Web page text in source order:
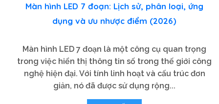
Màn hình LED 7 đoạn: Lịch sử, phân loại, ứng
dụng và ưu nhược điểm (2026)
Màn hình LED 7 đoạn là một công cụ quan trọng
trong việc hiển thị thông tin số trong thế giới công
nghệ hiện đại. Với tính linh hoạt và cấu trúc đơn
giản, nó đã được sử dụng rộng...